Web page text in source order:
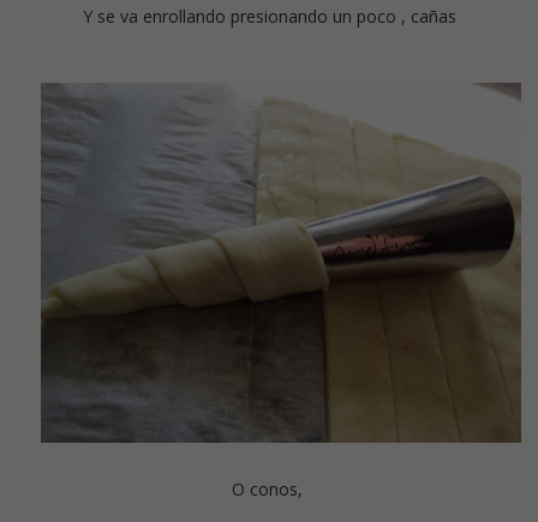
Y se va enrollando presionando un poco , cañas
O conos,